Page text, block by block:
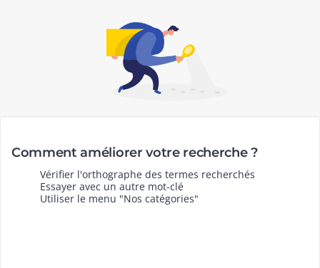
Comment améliorer votre recherche ?
Vérifier l'orthographe des termes recherchés
Essayer avec un autre mot-clé
Utiliser le menu "Nos catégories"